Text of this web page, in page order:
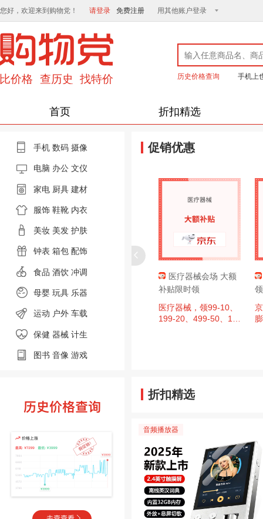
您好，欢迎来到购物党！ 请登录 免费注册 用其他账户登录
历史价格查询 手机上
首页 折扣精选
手机 数码 摄像
电脑 办公 文仪
家电 厨具 建材
服饰 鞋靴 内衣
美妆 美发 护肤
钟表 箱包 配饰
食品 酒饮 冲调
母婴 玩具 乐器
运动 户外 车载
保健 器械 计生
图书 音像 游戏
促销优惠
消费券，
高9折，单
今日必买：
肇庆消费券
区域补贴至
件补贴500
京东超市 黑色星期
五 领满200-20元优惠
周四20点：京东超市
黑色星期五 领满200-2
0元优惠券×3张（周四
20点可用）
医疗器械会场 大额
补贴限时领
医疗器械，领99-10、
199-20、499-50、14
折扣精选
音频播放器